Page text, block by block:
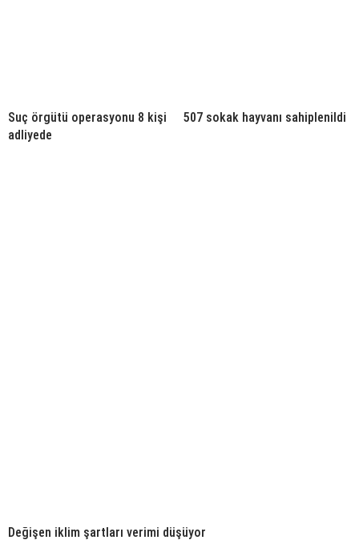
Suç örgütü operasyonu 8 kişi
adliyede
507 sokak hayvanı sahiplenildi
Değişen iklim şartları verimi düşüyor